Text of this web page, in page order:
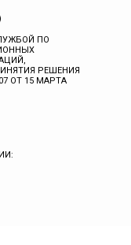
ПО
РЕШЕНИЯ
ОТ 15 МАРТА